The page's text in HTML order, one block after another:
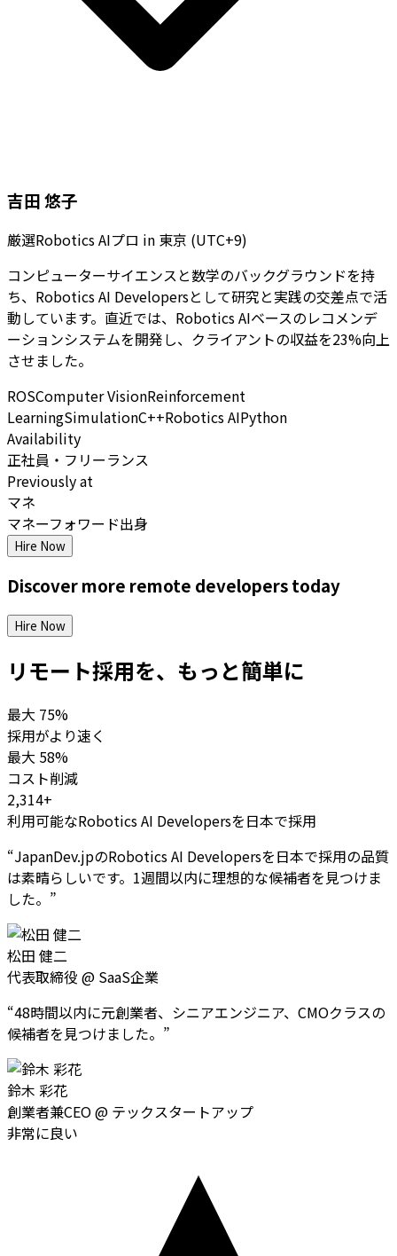
吉田 悠子
厳選Robotics AIプロ in 東京 (UTC+9)
コンピューターサイエンスと数学のバックグラウンドを持
ち、Robotics AI Developersとして研究と実践の交差点で活
動しています。直近では、Robotics AIベースのレコメンデ
ーションシステムを開発し、クライアントの収益を23%向上
させました。
ROSComputer VisionReinforcement
LearningSimulationC++Robotics AIPython
Availability
正社員・フリーランス
Previously at
マネ
マネーフォワード出身
Hire Now
Discover more remote developerstoday
Hire Now
リモート採用を、もっと簡単に
最大 75%
採用がより速く
最大 58%
コスト削減
2,314+
利用可能なRobotics AI Developersを日本で採用
“JapanDev.jpのRobotics AI Developersを日本で採用の品質
は素晴らしいです。1週間以内に理想的な候補者を見つけま
した。 ”
松田 健二
代表取締役 @ SaaS企業
“48時間以内に元創業者、シニアエンジニア、CMOクラスの
候補者を見つけました。 ”
鈴木 彩花
創業者兼CEO@ テックスタートアップ
非常に良い